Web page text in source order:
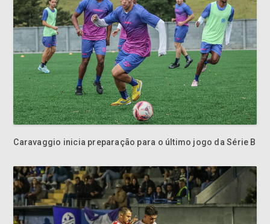
Caravaggio inicia preparação para o último jogo da Série B